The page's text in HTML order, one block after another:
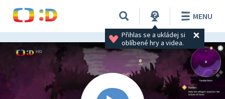
Přihlas se a ukládej si
oblíbené hry a videa.
MENU